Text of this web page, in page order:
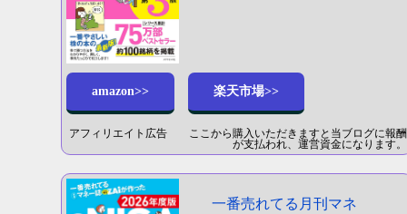
amazon>> 楽天市場>>
アフィリエイト広告 ここから購入いただきますと当ブログに報酬
が支払われ、運営資金になります。
一番売れてる月刊マネ